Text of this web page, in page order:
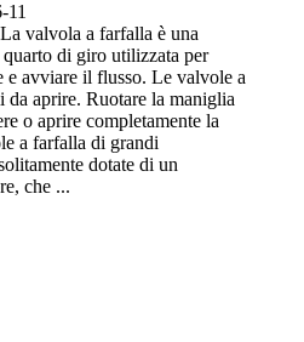
11
valvola a farfalla è una
di giro utilizzata per
e avviare il flusso. Le valvole a
da aprire. Ruotare la maniglia
o aprire completamente la
a farfalla di grandi
dotate di un
che ...